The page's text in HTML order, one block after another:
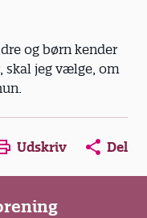
og børn kender
skal jeg vælge, om
in a new window
Opens in a new
Opens in
Udskriv Del